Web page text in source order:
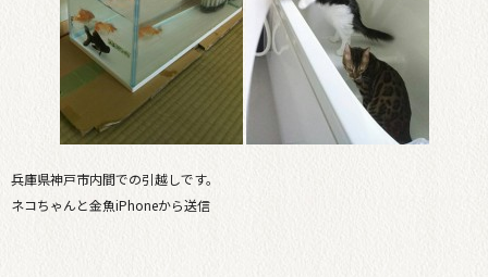
兵庫県神戸市内間での引越しです。
ネコちゃんと金魚iPhoneから送信